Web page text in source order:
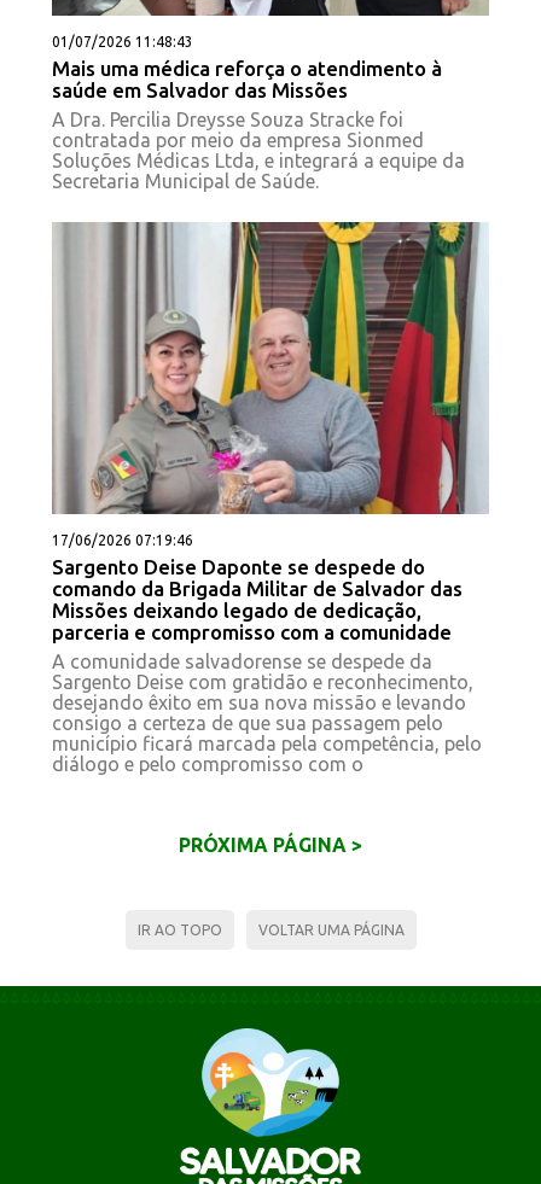
01/07/2026 11:48:43
Mais uma médica reforça o atendimento à
saúde em Salvador das Missões
A Dra. Percilia Dreysse Souza Stracke foi
contratada por meio da empresa Sionmed
Soluções Médicas Ltda, e integrará a equipe da
Secretaria Municipal de Saúde.
17/06/2026 07:19:46
Sargento Deise Daponte se despede do
comando da Brigada Militar de Salvador das
Missões deixando legado de dedicação,
parceria e compromisso com a comunidade
A comunidade salvadorense se despede da
Sargento Deise com gratidão e reconhecimento,
desejando êxito em sua nova missão e levando
consigo a certeza de que sua passagem pelo
município ficará marcada pela competência, pelo
diálogo e pelo compromisso com o
PRÓXIMA PÁGINA >
IR AO TOPO VOLTAR UMA PÁGINA